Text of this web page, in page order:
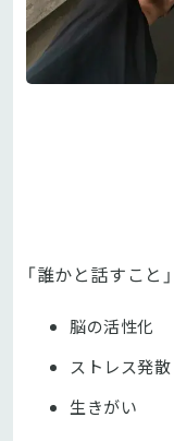
「誰かと話すこと」
脳の活性化
ストレス発散
生きがい